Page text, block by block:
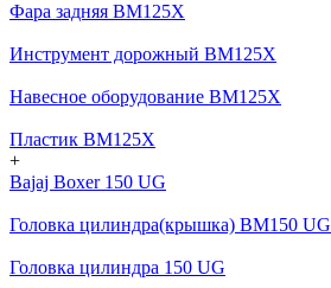
Фара задняя BM125X
Инструмент дорожный BM125X
Навесное оборудование BM125X
Пластик BM125X
+
Bajaj Boxer 150 UG
Головка цилиндра(крышка) BM150 UG
Головка цилиндра 150 UG